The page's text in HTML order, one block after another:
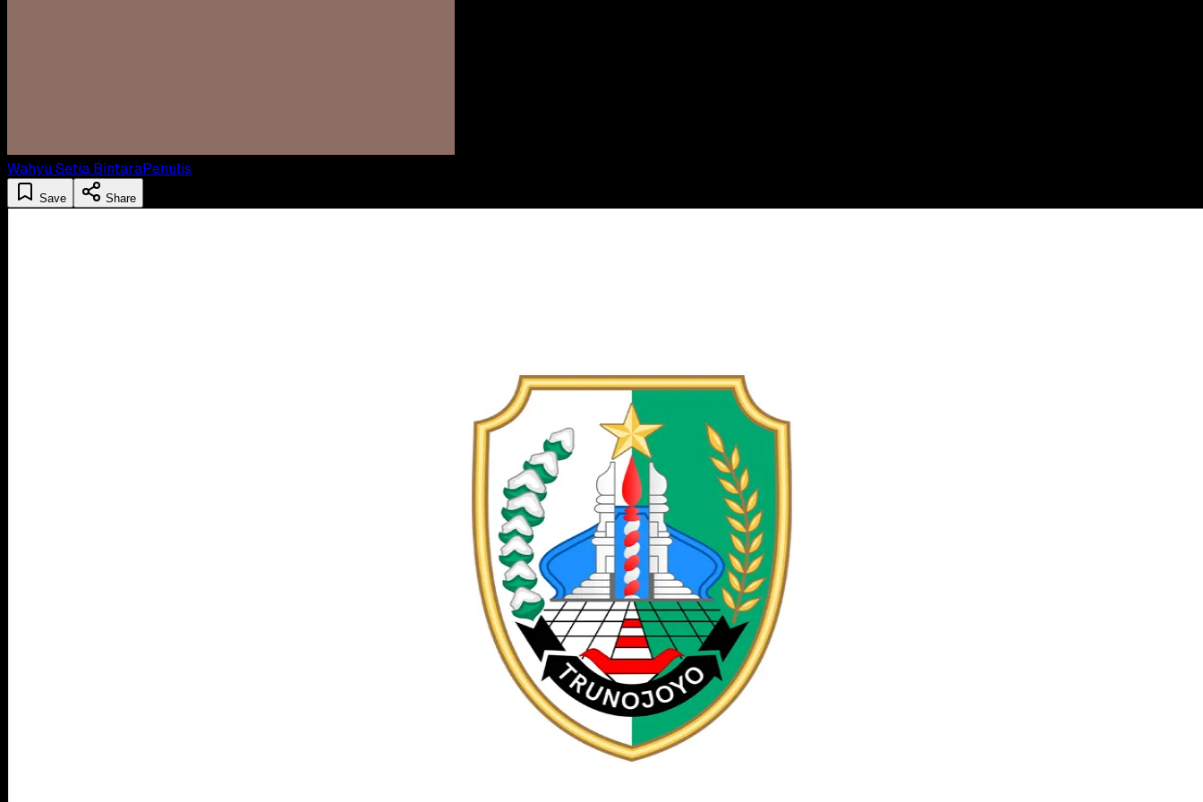
Wahyu Setia BintaraPenulis
Save Share